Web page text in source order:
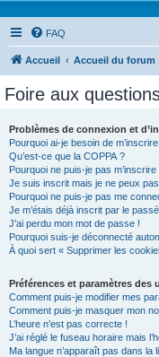
FAQ
Accueil Accueil du forum
Foire aux
Problèmes de connexion et
Pourquoi ai-je besoin de
Qu’est-ce que la COPPA ?
Pourquoi ne puis-je pas m’inscrire
Je suis inscrit mais je ne peux
Pourquoi ne puis-je pas me
Je m’étais déjà inscrit par le
J’ai perdu mon mot de passe !
Pourquoi suis-je déconnecté
À quoi sert « Supprimer les
Préférences et paramètres des
Comment puis-je modifier mes
Comment puis-je masquer mon
L’heure n’est pas correcte !
J’ai réglé le fuseau horaire mais
Ma langue n’apparaît pas dans la